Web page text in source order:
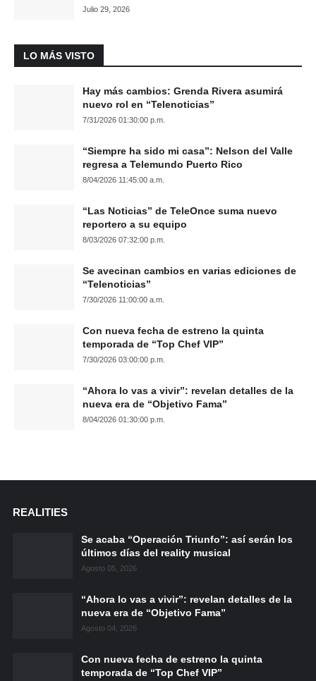
Julio 29, 2026
LO MÁS VISTO
Hay más cambios: Grenda Rivera asumirá
nuevo rol en “Telenoticias”
7/31/2026 01:30:00 p.m.
“Siempre ha sido mi casa”: Nelson del Valle
regresa a Telemundo Puerto Rico
8/04/2026 11:45:00 a.m.
“Las Noticias” de TeleOnce suma nuevo
reportero a su equipo
8/03/2026 07:32:00 p.m.
Se avecinan cambios en varias ediciones de
“Telenoticias”
7/30/2026 11:00:00 a.m.
Con nueva fecha de estreno la quinta
temporada de “Top Chef VIP”
7/30/2026 03:00:00 p.m.
“Ahora lo vas a vivir”: revelan detalles de la
nueva era de “Objetivo Fama”
8/04/2026 01:30:00 p.m.
REALITIES
Se acaba “Operación Triunfo”: así serán los
últimos días del reality musical
Agosto 05, 2026
“Ahora lo vas a vivir”: revelan detalles de la
nueva era de “Objetivo Fama”
Agosto 04, 2026
Con nueva fecha de estreno la quinta
temporada de “Top Chef VIP”